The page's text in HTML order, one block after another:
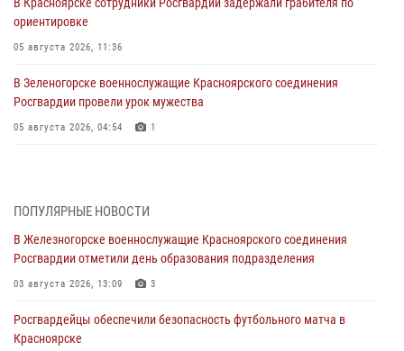
В Красноярске сотрудники Росгвардии задержали грабителя по
ориентировке
05 августа 2026, 11:36
В Зеленогорске военнослужащие Красноярского соединения
Росгвардии провели урок мужества
05 августа 2026, 04:54 1
05 августа 2026, 04:52 1
В Красноярске сотрудники вневедомственной охраны Росгвардии
задержали подозреваемого в серии краж из гипермаркета
04 августа 2026, 09:57
Сотрудники Росгвардии обеспечили общественный порядок во
время проведения экстремального заплыва в Дудинке
ПОПУЛЯРНЫЕ НОВОСТИ
В Железногорске военнослужащие Красноярского соединения
Росгвардии отметили день образования подразделения
03 августа 2026, 13:09 3
Росгвардейцы обеспечили безопасность футбольного матча в
Красноярске